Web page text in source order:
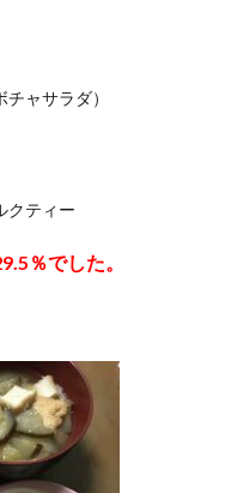
ャサラダ）
クティー
％でした。